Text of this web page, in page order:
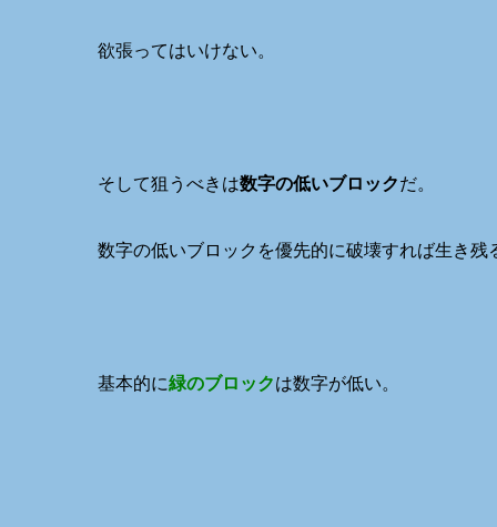
欲張ってはいけない。
そして狙うべきは数字の低いブロックだ。
数字の低いブロックを優先的に破壊すれば生き残
基本的に緑のブロックは数字が低い。